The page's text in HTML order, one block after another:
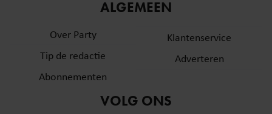
ALGEMEEN
Over Party
Tip de redactie
Abonnementen
Klantenservice
Adverteren
VOLG ONS